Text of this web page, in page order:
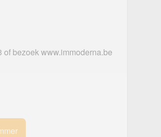
bezoek www.immoderna.be